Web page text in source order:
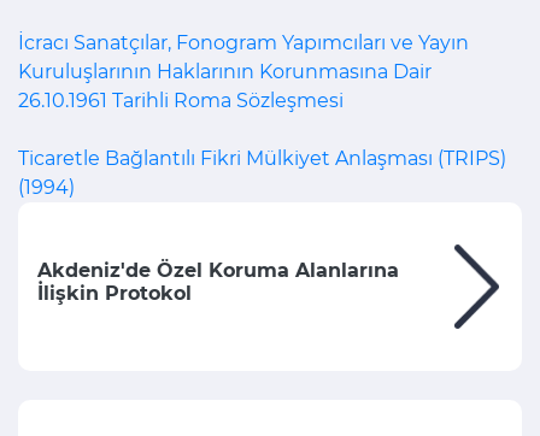
İcracı Sanatçılar, Fonogram Yapımcıları ve Yayın
Kuruluşlarının Haklarının Korunmasına Dair
26.10.1961 Tarihli Roma Sözleşmesi
Ticaretle Bağlantılı Fikri Mülkiyet Anlaşması (TRIPS)
(1994)
Akdeniz'de Özel Koruma Alanlarına
İlişkin Protokol